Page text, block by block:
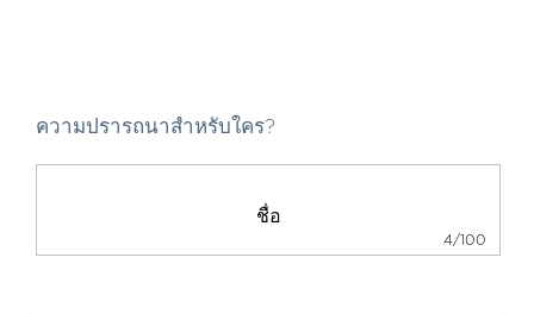
ความปรารถนาสำหรับใคร?
4/100